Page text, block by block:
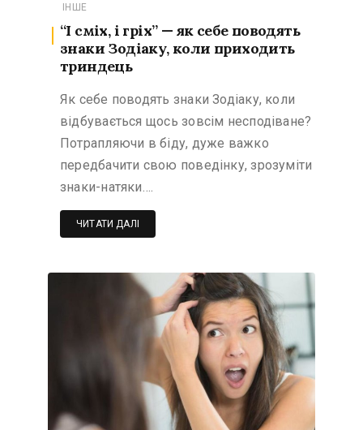
ІНШЕ
“І сміх, і гріх” — як себе поводять
знаки Зодіаку, коли приходить
триндець
Як себе поводять знаки Зодіаку, коли
відбувається щось зовсім несподіване?
Потрапляючи в біду, дуже важко
передбачити свою поведінку, зрозуміти
знаки-натяки….
ЧИТАТИ ДАЛІ